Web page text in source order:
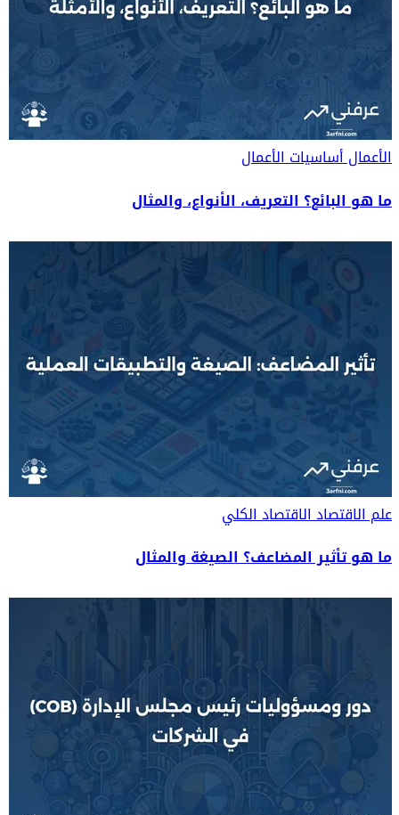
الأعمالأساسيات الأعمال
ما هو البائع؟ التعريف، الأنواع، والمثال
علم الاقتصادالاقتصاد الكلي
ما هو تأثير المضاعف؟ الصيغة والمثال